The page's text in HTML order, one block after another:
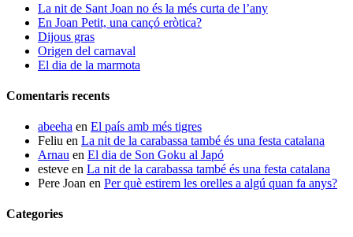
La nit de Sant Joan no és la més curta de l’any
En Joan Petit, una cançó eròtica?
Dijous gras
Origen del carnaval
El dia de la marmota
Comentaris recents
abeeha en El país amb més tigres
Feliu en La nit de la carabassa també és una festa catalana
Arnau en El dia de Son Goku al Japó
esteve en La nit de la carabassa també és una festa catalana
Pere Joan en Per què estirem les orelles a algú quan fa anys?
Categories